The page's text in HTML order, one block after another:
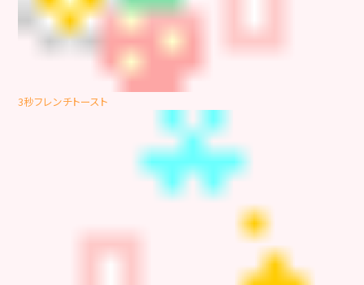
3秒フレンチトースト